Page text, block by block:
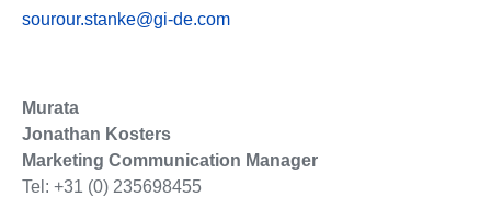
sourour.stanke@gi-de.com
Murata
Jonathan Kosters
Marketing Communication Manager
Tel: +31 (0) 235698455